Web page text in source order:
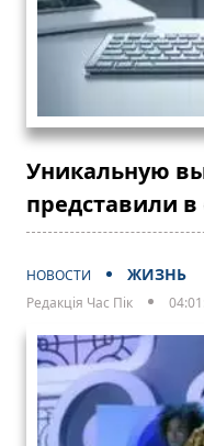
Уникальную
представили
НОВОСТИ ЖИЗНЬ
Редакція Час Пік